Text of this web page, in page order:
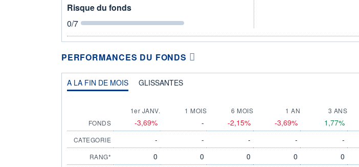
Risque du fonds
0/7
PERFORMANCES DU FONDS
A LA FIN DE MOIS GLISSANTES
1er JANV. 1 MOIS 6 MOIS 1 AN 3 ANS
FONDS
-3,69% - -2,15% -3,69% 1,77%
CATEGORIE - - - - -
RANG* 0 0 0 0 0